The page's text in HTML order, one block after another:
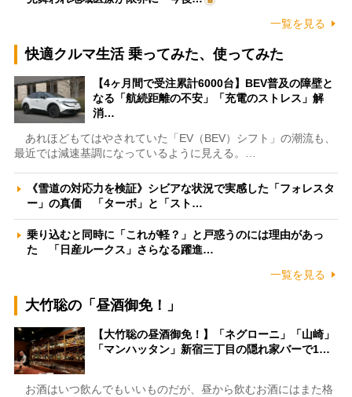
一覧を見る
快適クルマ生活 乗ってみた、使ってみた
【4ヶ月間で受注累計6000台】BEV普及の障壁と
なる「航続距離の不安」「充電のストレス」解
消…
あれほどもてはやされていた「EV（BEV）シフト」の潮流も、
最近では減速基調になっているように見える。…
《雪道の対応力を検証》シビアな状況で実感した「フォレスタ
ー」の真価 「ターボ」と「スト…
乗り込むと同時に「これが軽？」と戸惑うのには理由があっ
た 「日産ルークス」さらなる躍進…
一覧を見る
大竹聡の「昼酒御免！」
【大竹聡の昼酒御免！】「ネグローニ」「山崎」
「マンハッタン」新宿三丁目の隠れ家バーで1…
お酒はいつ飲んでもいいものだが、昼から飲むお酒にはまた格